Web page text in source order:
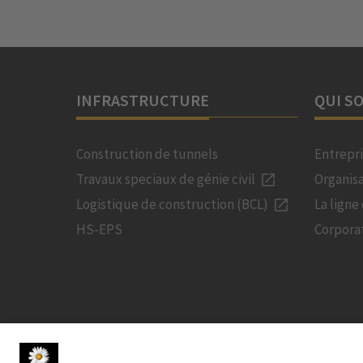
INFRASTRUCTURE
Construction de tunnels
Travaux speciaux de génie civil
Logistique de construction (BCL)
HS-EPS
QUI
La